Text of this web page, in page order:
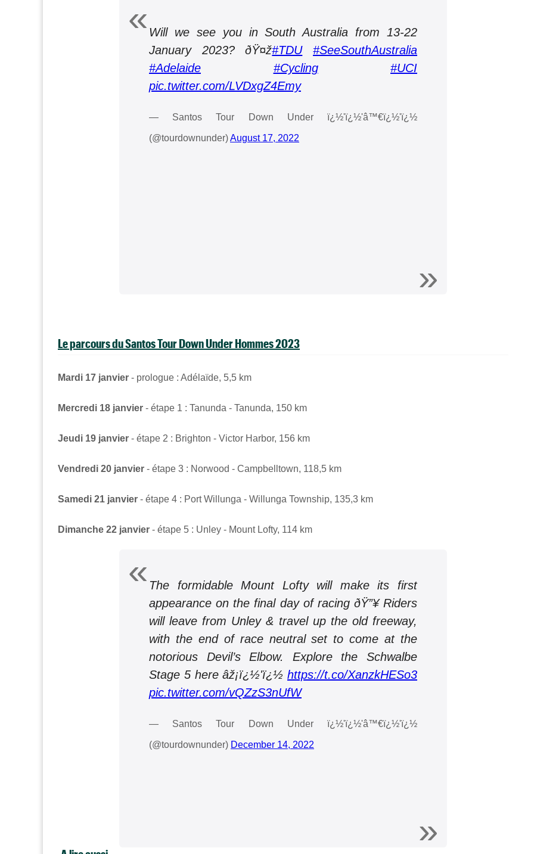
Will we see you in South Australia from 13-22
January 2023? ðŸ¤ž#TDU
#SeeSouthAustralia
#Adelaide
#Cycling
#UCI
pic.twitter.com/LVDxgZ4Emy
— Santos Tour Down Under ï¿½'ï¿½'‍â™€ï¿½'ï¿½
(@tourdownunder)August 17, 2022
Le parcours du Santos Tour Down Under Hommes 2023
Mardi 17 janvier - prologue : Adélaïde, 5,5 km
Mercredi 18 janvier - étape 1 : Tanunda - Tanunda, 150 km
Jeudi 19 janvier - étape 2 : Brighton - Victor Harbor, 156 km
Vendredi 20 janvier - étape 3 : Norwood - Campbelltown, 118,5 km
Samedi 21 janvier - étape 4 : Port Willunga - Willunga Township, 135,3 km
Dimanche 22 janvier - étape 5 : Unley - Mount Lofty, 114 km
The formidable Mount Lofty will make its first
appearance on the final day of racing ðŸ”¥ Riders
will leave from Unley & travel up the old freeway,
with the end of race neutral set to come at the
notorious Devil’s Elbow. Explore the Schwalbe
Stage 5 here âž¡ï¿½'ï¿½ https://t.co/XanzkHESo3
pic.twitter.com/vQZzS3nUfW
— Santos Tour Down Under ï¿½'ï¿½'‍â™€ï¿½'ï¿½
(@tourdownunder) December 14, 2022